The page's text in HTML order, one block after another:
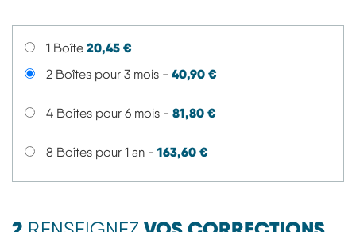
1 Boîte 20,45 €
2 Boîtes pour 3 mois - 40,90 €
4 Boîtes pour 6 mois - 81,80 €
8 Boîtes pour 1 an - 163,60 €